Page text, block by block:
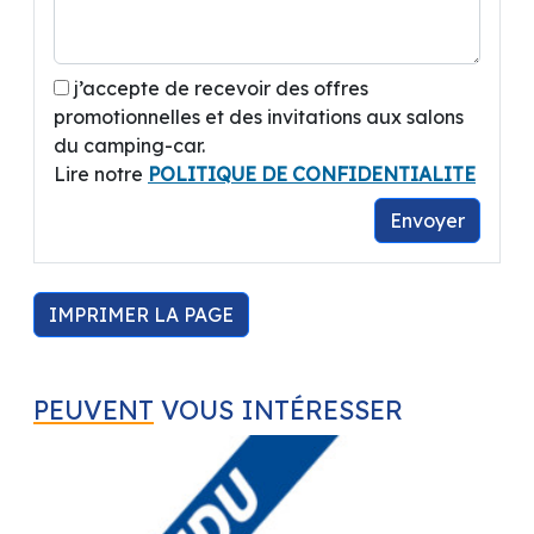
- Boucliers peints
A découvrir chez votre concessionnaire
CASTRES CAMPING-CARS.
Reprise, achat, dépôt-vente, FINANCEMENT
Magasin accessoire, atelier service après
vente !
Z.A de la Prade
A coté de BRICO DEPOT.
j’accepte de recevoir des offres
promotionnelles et des invitations aux salons
du camping-car.
Lire notre POLITIQUE DE CONFIDENTIALITE
Envoyer
IMPRIMER LA PAGE
PEUVENT VOUS INTÉRESSER